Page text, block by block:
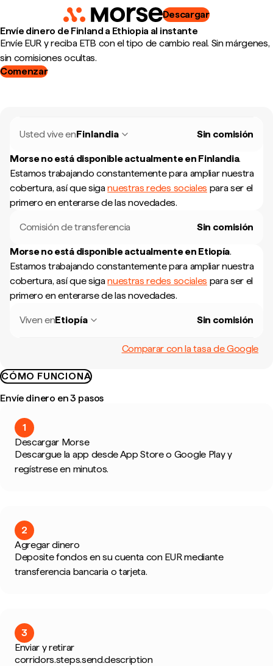
Descargar
Envíe dinero de Finland a Ethiopia al instante
Envíe EUR y reciba ETB con el tipo de cambio real. Sin márgenes,
sin comisiones ocultas.
Comenzar
Usted vive enFinlandia Sin comisión
Morse no está disponible actualmente en Finlandia.
Estamos trabajando constantemente para ampliar nuestra
cobertura, así que siganuestras redes sociales para ser el
primero en enterarse de las novedades.
Comisión de transferencia Sin comisión
Morse no está disponible actualmente en Etiopía.
Estamos trabajando constantemente para ampliar nuestra
cobertura, así que siganuestras redes sociales para ser el
primero en enterarse de las novedades.
Viven enEtiopía Sin comisión
Comparar con la tasa de Google
CÓMO FUNCIONA
Envíe dinero en 3 pasos
1
Descargar Morse
Descargue la app desde App Store o Google Play y
regístrese en minutos.
2
Agregar dinero
Deposite fondos en su cuenta con EUR mediante
transferencia bancaria o tarjeta.
3
Enviar y retirar
corridors.steps.send.description